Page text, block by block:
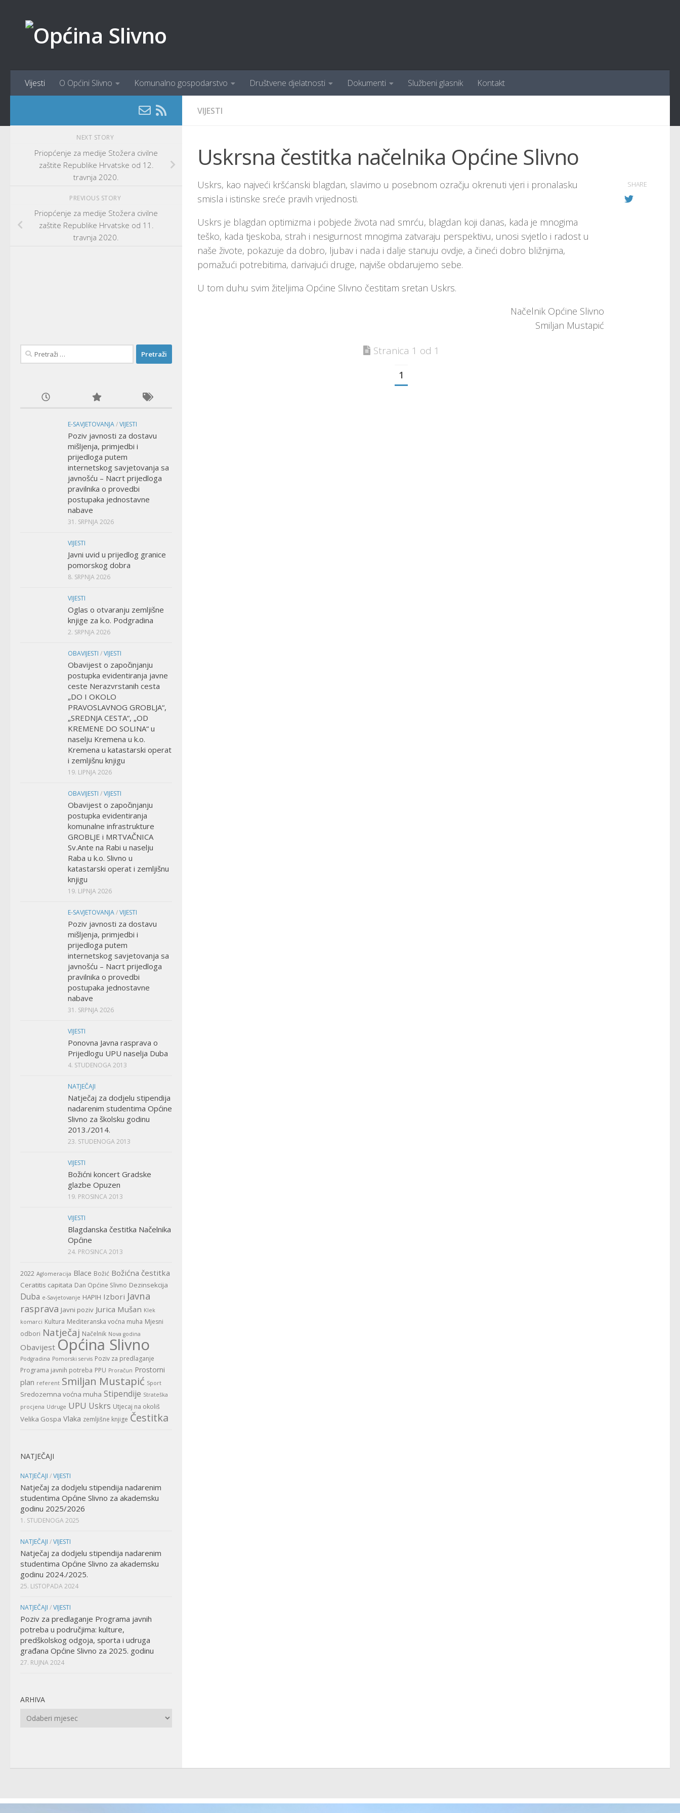
Vijesti O Općini Slivno Komunalno gospodarstvo Društvene djelatnosti Dokumenti Službeni glasnik Kontakt
VIJESTI
Uskrsna čestitka načelnika Općine Slivno
Uskrs, kao najveći kršćanski blagdan, slavimo u posebnom ozračju okrenuti vjeri i pronalasku
smisla i istinske sreće pravih vrijednosti.
Uskrs je blagdan optimizma i pobjede života nad smrću, blagdan koji danas, kada je mnogima
teško, kada tjeskoba, strah i nesigurnost mnogima zatvaraju perspektivu, unosi svjetlo i radost u
naše živote, pokazuje da dobro, ljubav i nada i dalje stanuju ovdje, a čineći dobro bližnjima,
pomažući potrebitima, darivajući druge, najviše obdarujemo sebe.
U tom duhu svim žiteljima Općine Slivno čestitam sretan Uskrs.
Načelnik Općine Slivno
Smiljan Mustapić
Stranica 1 od 1
1
SHARE
NEXT STORY
Priopćenje za medije Stožera civilne
zaštite Republike Hrvatske od 12.
travnja 2020.
PREVIOUS STORY
Priopćenje za medije Stožera civilne
zaštite Republike Hrvatske od 11.
travnja 2020.
Pretraži:
E-SAVJETOVANJA/VIJESTI
Poziv javnosti za dostavu
mišljenja, primjedbi i
prijedloga putem
internetskog savjetovanja sa
javnošću – Nacrt prijedloga
pravilnika o provedbi
postupaka jednostavne
nabave
31. SRPNJA 2026
VIJESTI
Javni uvid u prijedlog granice
pomorskog dobra
8. SRPNJA 2026
VIJESTI
Oglas o otvaranju zemljišne
knjige za k.o. Podgradina
2. SRPNJA 2026
OBAVIJESTI /VIJESTI
Obavijest o započinjanju
postupka evidentiranja javne
ceste Nerazvrstanih cesta
„DO I OKOLO
PRAVOSLAVNOG GROBLJA“,
„SREDNJA CESTA“, „OD
KREMENE DO SOLINA“ u
naselju Kremena u k.o.
Kremena u katastarski operat
i zemljišnu knjigu
19. LIPNJA 2026
OBAVIJESTI /VIJESTI
Obavijest o započinjanju
postupka evidentiranja
komunalne infrastrukture
GROBLJE i MRTVAČNICA
Sv.Ante na Rabi u naselju
Raba u k.o. Slivno u
katastarski operat i zemljišnu
knjigu
19. LIPNJA 2026
E-SAVJETOVANJA/VIJESTI
Poziv javnosti za dostavu
mišljenja, primjedbi i
prijedloga putem
internetskog savjetovanja sa
javnošću – Nacrt prijedloga
pravilnika o provedbi
postupaka jednostavne
nabave
31. SRPNJA 2026
VIJESTI
Ponovna Javna rasprava o
Prijedlogu UPU naselja Duba
4. STUDENOGA 2013
NATJEČAJI
Natječaj za dodjelu stipendija
nadarenim studentima Općine
Slivno za školsku godinu
2013./2014.
23. STUDENOGA 2013
VIJESTI
Božićni koncert Gradske
glazbe Opuzen
19. PROSINCA 2013
VIJESTI
Blagdanska čestitka Načelnika
Općine
24. PROSINCA 2013
2022 Aglomeracija Blace Božić Božićna čestitka
Ceratitis capitata Dan Općine Slivno Dezinsekcija
Duba e-Savjetovanje HAPIH Izbori Javna
rasprava Javni poziv Jurica Mušan Klek
komarci Kultura Mediteranska voćna muha Mjesni
odbori Natječaj Načelnik Nova godina
Obavijest Općina Slivno
Podgradina Pomorski servis Poziv za predlaganje
Programa javnih potreba PPU Proračun Prostorni
plan referent Smiljan Mustapić Sport
Sredozemna voćna muha Stipendije Strateška
procjena Udruge UPU Uskrs Utjecaj na okoliš
Velika Gospa Vlaka zemljišne knjige Čestitka
NATJEČAJI
NATJEČAJI /VIJESTI
Natječaj za dodjelu stipendija nadarenim
studentima Općine Slivno za akademsku
godinu 2025/2026
1. STUDENOGA 2025
NATJEČAJI /VIJESTI
Natječaj za dodjelu stipendija nadarenim
studentima Općine Slivno za akademsku
godinu 2024./2025.
25. LISTOPADA 2024
NATJEČAJI /VIJESTI
Poziv za predlaganje Programa javnih
potreba u područjima: kulture,
predškolskog odgoja, sporta i udruga
građana Općine Slivno za 2025. godinu
27. RUJNA 2024
ARHIVA
Arhiva